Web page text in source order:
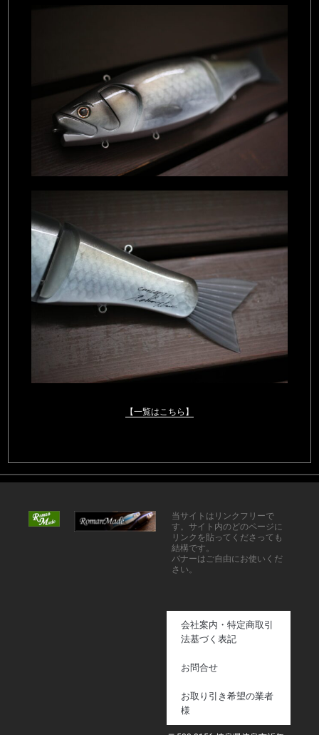
【一覧はこちら】
当サイトはリンクフリーで
す。サイト内のどのページに
リンクを貼ってくださっても
結構です。
バナーはご自由にお使いくだ
さい。
会社案内・特定商取引
法基づく表記
お問合せ
お取り引き希望の業者
様